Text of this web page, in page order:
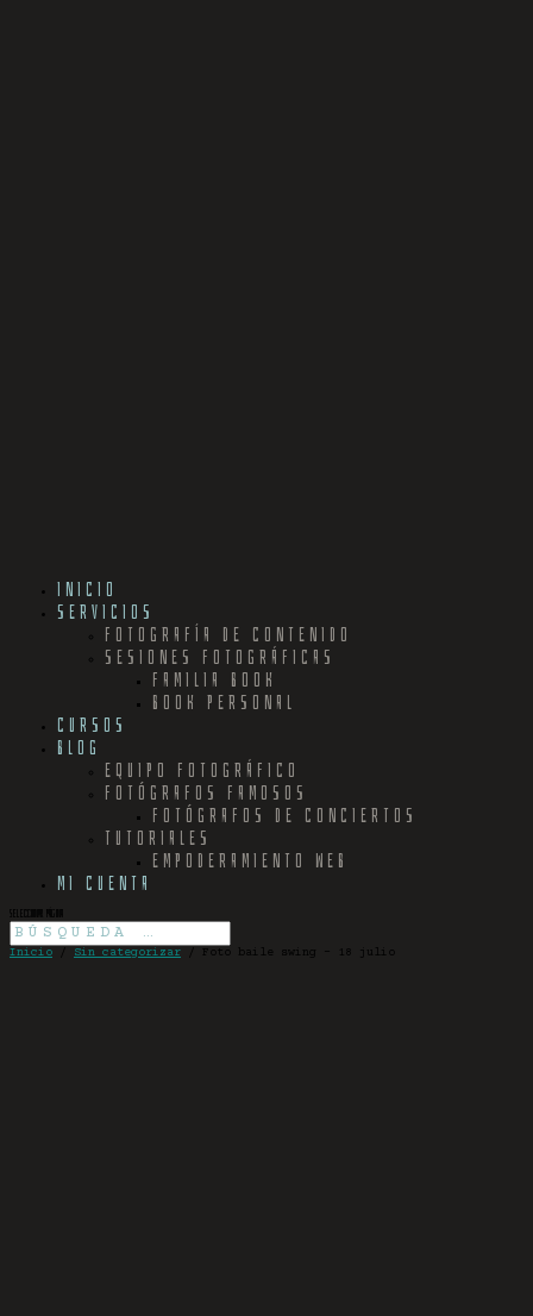
INICIO
SERVICIOS
FOTOGRAFÍA DE CONTENIDO
SESIONES FOTOGRÁFICAS
FAMILIA BOOK
BOOK PERSONAL
CURSOS
BLOG
EQUIPO FOTOGRÁFICO
FOTÓGRAFOS FAMOSOS
FOTÓGRAFOS DE CONCIERTOS
TUTORIALES
EMPODERAMIENTO WEB
MI CUENTA
Seleccionar página
Inicio Sin categorizar / Foto baile swing – 18 julio